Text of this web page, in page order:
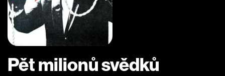
Pět milionů svědků